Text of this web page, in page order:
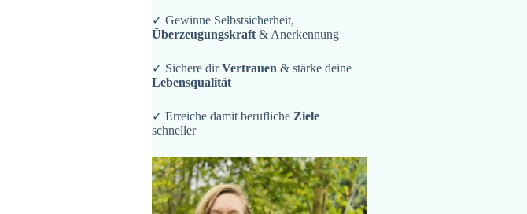
✓ Gewinne Selbstsicherheit,
Überzeugungskraft & Anerkennung
✓ Sichere dirVertrauen & stärke deine
Lebensqualität
✓ Erreiche damit berufliche Ziele
schneller